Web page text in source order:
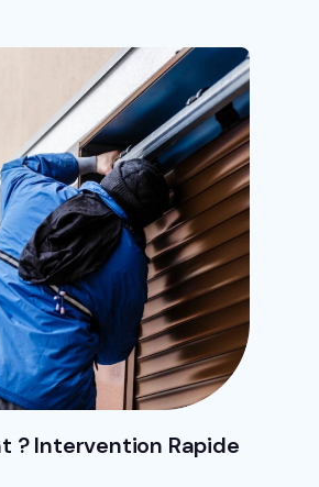
? Intervention Rapide